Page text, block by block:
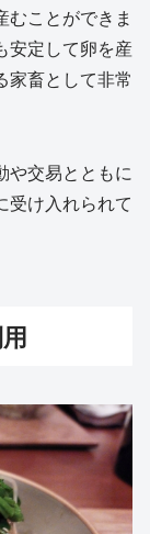
ことができま
安定して卵を産
家畜として非常
や交易とともに
受け入れられて